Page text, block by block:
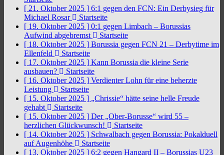
[ 21. Oktober 2025 ] 6:1 gegen den FCN: Ein Derbysieg für
Michael Rosar
Startseite
[ 19. Oktober 2025 ] 0:1 gegen Limbach – Borussias
Aufwind abgebremst
Startseite
[ 18. Oktober 2025 ] Borussia gegen FCN 21 – Derbytime im
Ellenfeld
Startseite
[ 17. Oktober 2025 ] Kann Borussia die kleine Serie
ausbauen?
Startseite
[ 16. Oktober 2025 ] Verdienter Lohn für eine beherzte
Leistung
Startseite
[ 15. Oktober 2025 ] „Chrissie“ hätte seine helle Freude
gehabt
Startseite
[ 15. Oktober 2025 ] Der „Ober-Borusse“ wird 55 –
herzlichen Glückwunsch!
Startseite
[ 14. Oktober 2025 ] Schwalbach gegen Borussia: Pokalduell
auf Augenhöhe
Startseite
[ 13. Oktober 2025 ] 6:2 gegen Hangard II – Borussias U23